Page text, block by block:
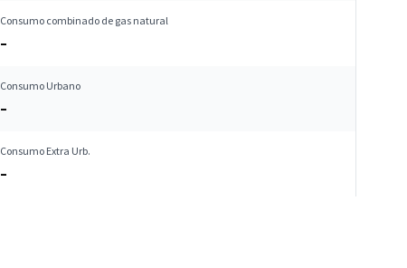
Consumo combinado de gas natural
–
Consumo Urbano
–
Consumo Extra Urb.
–